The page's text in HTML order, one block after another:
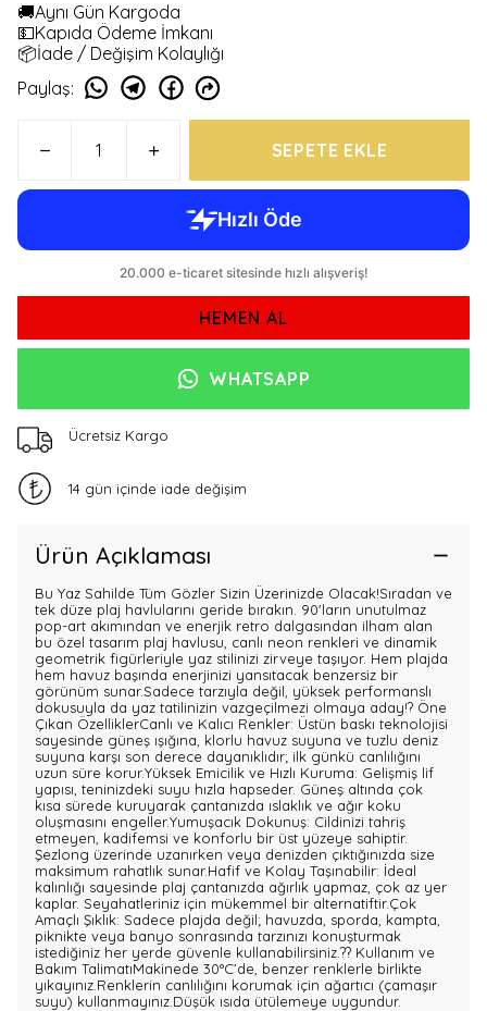
🚚Aynı Gün Kargoda
💵Kapıda Ödeme İmkanı
📦İade / Değişim Kolaylığı
Paylaş:
SEPETE EKLE
HEMEN AL
WHATSAPP
Ücretsiz Kargo
14 gün içinde iade değişim
Ürün Açıklaması
Bu Yaz Sahilde Tüm Gözler Sizin Üzerinizde Olacak!Sıradan ve
tek düze plaj havlularını geride bırakın. 90'ların unutulmaz
pop-art akımından ve enerjik retro dalgasından ilham alan
bu özel tasarım plaj havlusu, canlı neon renkleri ve dinamik
geometrik figürleriyle yaz stilinizi zirveye taşıyor. Hem plajda
hem havuz başında enerjinizi yansıtacak benzersiz bir
görünüm sunar.Sadece tarzıyla değil, yüksek performanslı
dokusuyla da yaz tatilinizin vazgeçilmezi olmaya aday!? Öne
Çıkan ÖzelliklerCanlı ve Kalıcı Renkler: Üstün baskı teknolojisi
sayesinde güneş ışığına, klorlu havuz suyuna ve tuzlu deniz
suyuna karşı son derece dayanıklıdır; ilk günkü canlılığını
uzun süre korur.Yüksek Emicilik ve Hızlı Kuruma: Gelişmiş lif
yapısı, teninizdeki suyu hızla hapseder. Güneş altında çok
kısa sürede kuruyarak çantanızda ıslaklık ve ağır koku
oluşmasını engeller.Yumuşacık Dokunuş: Cildinizi tahriş
etmeyen, kadifemsi ve konforlu bir üst yüzeye sahiptir.
Şezlong üzerinde uzanırken veya denizden çıktığınızda size
maksimum rahatlık sunar.Hafif ve Kolay Taşınabilir: İdeal
kalınlığı sayesinde plaj çantanızda ağırlık yapmaz, çok az yer
kaplar. Seyahatleriniz için mükemmel bir alternatiftir.Çok
Amaçlı Şıklık: Sadece plajda değil; havuzda, sporda, kampta,
piknikte veya banyo sonrasında tarzınızı konuşturmak
istediğiniz her yerde güvenle kullanabilirsiniz.?? Kullanım ve
Bakım TalimatıMakinede 30°C’de, benzer renklerle birlikte
yıkayınız.Renklerin canlılığını korumak için ağartıcı (çamaşır
suyu) kullanmayınız.Düşük ısıda ütülemeye uygundur.